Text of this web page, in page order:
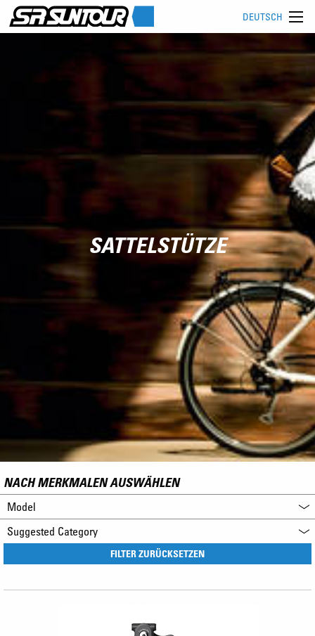
DEUTSCH
SATTELSTÜTZE
NACH MERKMALEN AUSWÄHLEN
Model
Suggested Category
FILTER ZURÜCKSETZEN